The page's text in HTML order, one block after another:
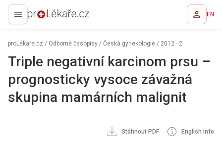
proLékaře.cz EN
proLékaře.cz / Odborné časopisy / Česká gynekologie / 2012 - 2
Triple negativní karcinom prsu –
prognosticky vysoce závažná
skupina mamárních malignit
Stáhnout PDF English info